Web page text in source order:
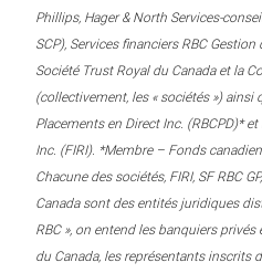
Phillips, Hager & North Services-
SCP), Services financiers RBC
Société Trust Royal du Canada et la
(collectivement, les « sociétés ») ainsi
Placements en Direct Inc. (RBCPD)*
Inc. (FIRI). *Membre – Fonds
Chacune des sociétés, FIRI, SF RBC
Canada sont des entités juridiques
RBC », on entend les banquiers
du Canada, les représentants inscrits